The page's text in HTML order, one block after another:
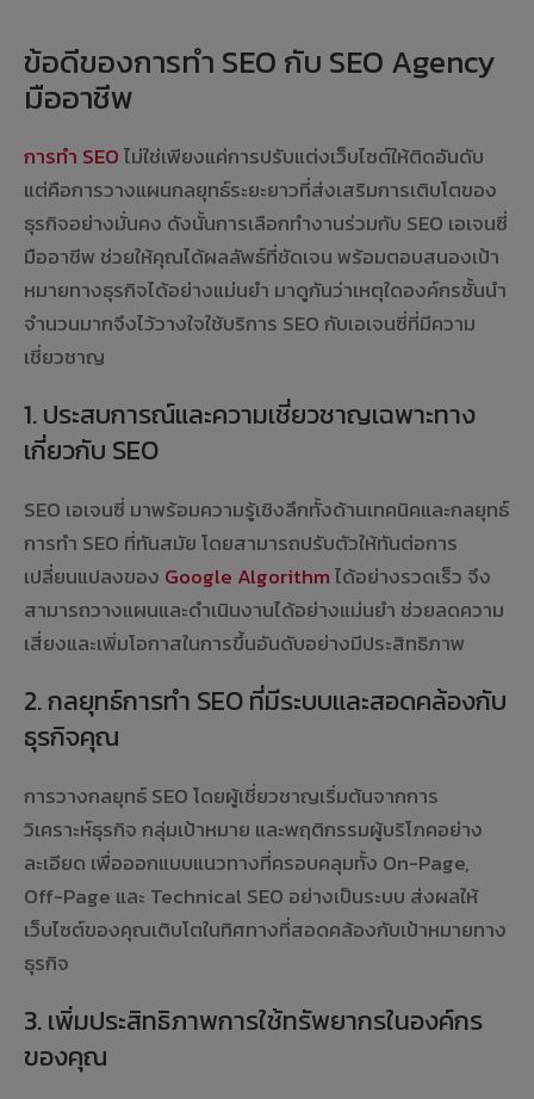
ข้อดีของการทำ SEO กับ SEO Agency
มืออาชีพ
การทำ SEOไม่ใช่เพียงแค่การปรับแต่งเว็บไซต์ให้ติดอันดับ
แต่คือการวางแผนกลยุทธ์ระยะยาวที่ส่งเสริมการเติบโตของ
ธุรกิจอย่างมั่นคง ดังนั้นการเลือกทำงานร่วมกับ SEO เอเจนซี่
มืออาชีพ ช่วยให้คุณได้ผลลัพธ์ที่ชัดเจน พร้อมตอบสนองเป้า
หมายทางธุรกิจได้อย่างแม่นยำ มาดูกันว่าเหตุใดองค์กรชั้นนำ
จำนวนมากจึงไว้วางใจใช้บริการ SEO กับเอเจนซี่ที่มีความ
เชี่ยวชาญ
1. ประสบการณ์และความเชี่ยวชาญเฉพาะทาง
เกี่ยวกับ SEO
SEO เอเจนซี่ มาพร้อมความรู้เชิงลึกทั้งด้านเทคนิคและกลยุทธ์
การทำ SEO ที่ทันสมัย โดยสามารถปรับตัวให้ทันต่อการ
เปลี่ยนแปลงของ Google Algorithmได้อย่างรวดเร็ว จึง
สามารถวางแผนและดำเนินงานได้อย่างแม่นยำ ช่วยลดความ
เสี่ยงและเพิ่มโอกาสในการขึ้นอันดับอย่างมีประสิทธิภาพ
2. กลยุทธ์การทำ SEO ที่มีระบบและสอดคล้องกับ
ธุรกิจคุณ
การวางกลยุทธ์ SEO โดยผู้เชี่ยวชาญเริ่มต้นจากการ
วิเคราะห์ธุรกิจ กลุ่มเป้าหมาย และพฤติกรรมผู้บริโภคอย่าง
ละเอียด เพื่อออกแบบแนวทางที่ครอบคลุมทั้ง On-Page,
Off-Page และ Technical SEO อย่างเป็นระบบ ส่งผลให้
เว็บไซต์ของคุณเติบโตในทิศทางที่สอดคล้องกับเป้าหมายทาง
ธุรกิจ
3. เพิ่มประสิทธิภาพการใช้ทรัพยากรในองค์กร
ของคุณ